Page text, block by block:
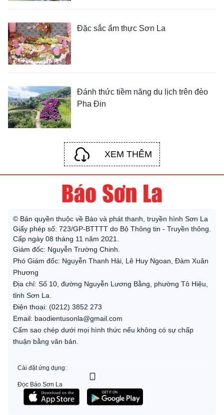
Đặc sắc ẩm thực Sơn La
Đánh thức tiềm năng du lịch trên đèo
Pha Đin
XEM THÊM
© Bản quyền thuộc về Báo và phát thanh, truyền hình Sơn La
Giấy phép số: 723/GP-BTTTT do Bộ Thông tin - Truyền thông.
Cấp ngày 08 tháng 11 năm 2021.
Giám đốc: Nguyễn Trường Chinh.
Phó Giám đốc: Nguyễn Thanh Hải, Lê Huy Ngoan, Đàm Xuân
Phương
Địa chỉ: Số 10, đường Nguyễn Lương Bằng, phường Tô Hiệu,
tỉnh Sơn La.
Điện thoại: (0212) 3852 273
Email: baodientusonla@gmail.com
Cấm sao chép dưới mọi hình thức nếu không có sự chấp
thuận bằng văn bản.
Cài đặt ứng dụng:
Đọc Báo Sơn La